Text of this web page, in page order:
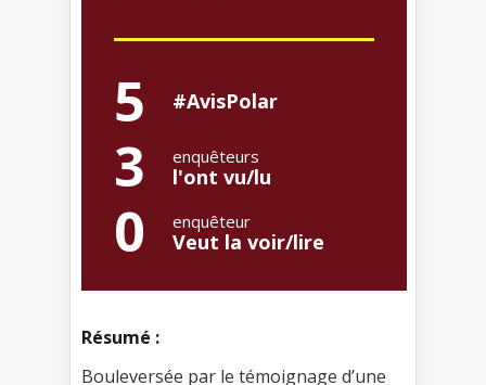
5 #AvisPolar
3 enquêteurs
l'ont vu/lu
0 enquêteur
Veut la voir/lire
Résumé :
Bouleversée par le témoignage d’une